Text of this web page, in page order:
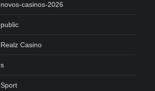
novos-casinos-2026
public
Realz Casino
s
Sport